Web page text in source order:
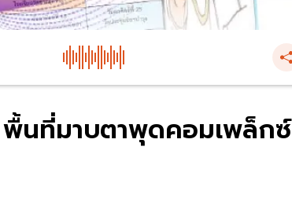
นที่มาบตาพุดคอมเพล็กซ์